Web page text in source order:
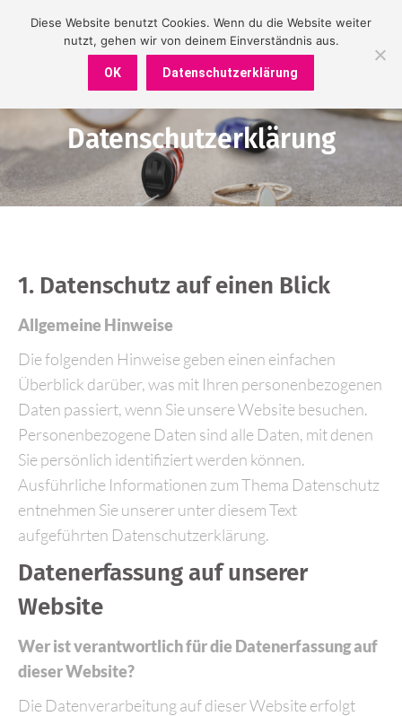
Datenschutzerklärung
Sie befinden sich hier:
1. Datenschutz auf einen Blick
Allgemeine Hinweise
Die folgenden Hinweise geben einen einfachen
Überblick darüber, was mit Ihren personenbezogenen
Daten passiert, wenn Sie unsere Website besuchen.
Personenbezogene Daten sind alle Daten, mit denen
Sie persönlich identifiziert werden können.
Ausführliche Informationen zum Thema Datenschutz
entnehmen Sie unserer unter diesem Text
aufgeführten Datenschutzerklärung.
Datenerfassung auf unserer
Website
Wer ist verantwortlich für die Datenerfassung auf
dieser Website?
Die Datenverarbeitung auf dieser Website erfolgt
Diese Website benutzt Cookies. Wenn du die Website weiter
nutzt, gehen wir von deinem Einverständnis aus.
OK Datenschutzerklärung